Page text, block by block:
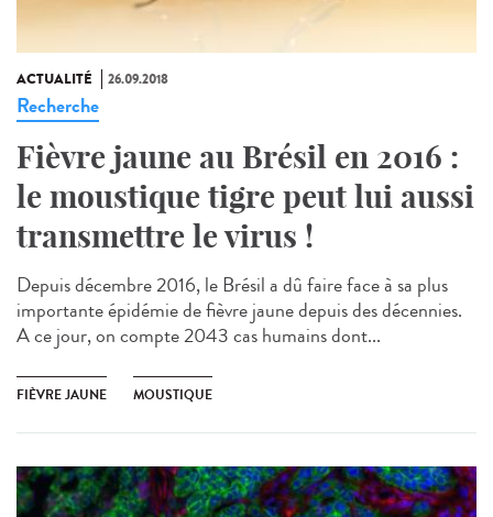
ACTUALITÉ 26.09.2018
Recherche
Fièvre jaune au Brésil en 2016 :
le moustique tigre peut lui aussi
transmettre le virus !
Depuis décembre 2016, le Brésil a dû faire face à sa plus
importante épidémie de fièvre jaune depuis des décennies.
A ce jour, on compte 2043 cas humains dont...
FIÈVRE JAUNE MOUSTIQUE